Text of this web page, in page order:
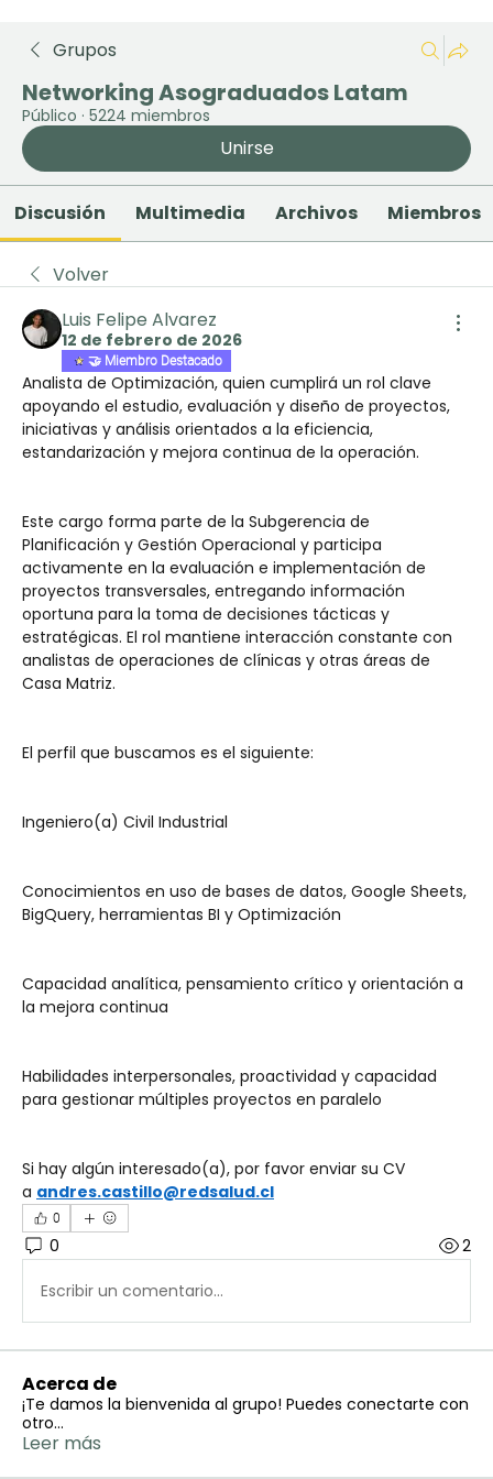
Grupos
Networking Asograduados Latam
Público · 5224 miembros
Unirse
Discusión Multimedia Archivos Miembros
Volver
Luis Felipe Alvarez
12 de febrero de 2026
🤝 Miembro Destacado
Analista de Optimización, quien cumplirá un rol clave
apoyando el estudio, evaluación y diseño de proyectos,
iniciativas y análisis orientados a la eficiencia,
estandarización y mejora continua de la operación.
Este cargo forma parte de la Subgerencia de
Planificación y Gestión Operacional y participa
activamente en la evaluación e implementación de
proyectos transversales, entregando información
oportuna para la toma de decisiones tácticas y
estratégicas. El rol mantiene interacción constante con
analistas de operaciones de clínicas y otras áreas de
Casa Matriz.
El perfil que buscamos es el siguiente:
Ingeniero(a) Civil Industrial
Conocimientos en uso de bases de datos, Google Sheets,
BigQuery, herramientas BI y Optimización
Capacidad analítica, pensamiento crítico y orientación a
la mejora continua
Habilidades interpersonales, proactividad y capacidad
para gestionar múltiples proyectos en paralelo
Si hay algún interesado(a), por favor enviar su CV
a andres.castillo@redsalud.cl
0
0 2
Escribir un comentario...
Acerca de
¡Te damos la bienvenida al grupo! Puedes conectarte con
otro...
Leer más